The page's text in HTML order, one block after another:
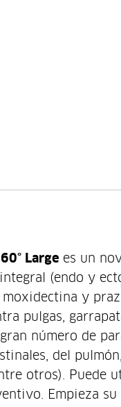
Large es un
(endo y
y
pulgas,
número de
del
otros). Puede
Empieza